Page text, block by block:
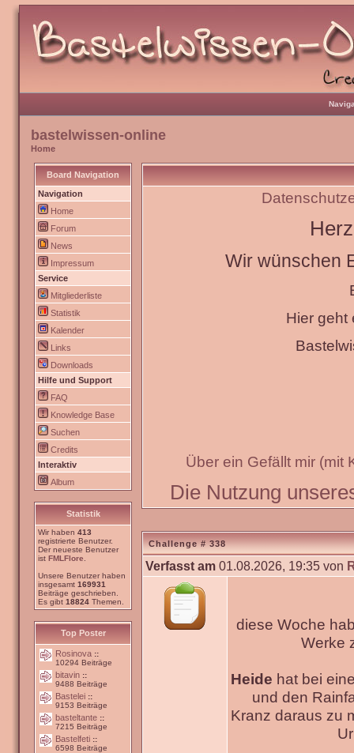
bastelwissen-online
Home
Board Navigation
Navigation
Home
Forum
News
Impressum
Service
Mitgliederliste
Statistik
Kalender
Links
Downloads
Hilfe und Support
FAQ
Knowledge Base
Suchen
Credits
Interaktiv
Album
Statistik
Wir haben 413
registrierte Benutzer.
Der neueste Benutzer
ist FMLFlore
Unsere Benutzer haben
insgesamt 169931
Beiträge geschrieben.
Es gibt 18824 Themen.
Top Poster
Rosinova ::
10294 Beiträge
bitavin ::
9488 Beiträge
Bastelei ::
9153 Beiträge
basteltante ::
7215 Beiträge
Bastelfeti ::
6598 Beiträge
Wir wünschen
Hier geht
Über ein Gefällt mir (mit
Die Nutzung
Challenge # 338
Verfasst am 01.08.2026, 19:35 von
diese Woche
Werke
Heide hat bei
und den
Kranz daraus zu